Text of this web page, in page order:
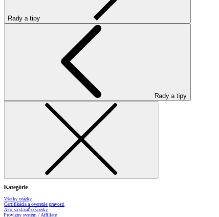
Rady a tipy
Rady a tipy
Kategórie
Všetky otázky
Certifikácia a overenie pravosti
Ako sa starať o šperky
Provízny systém / Affiliate